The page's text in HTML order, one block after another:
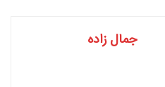
جمال زاده